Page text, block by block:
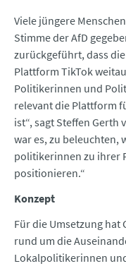
Viele jüngere
Stimme der AfD
zurückgeführt, dass
Plattform TikTok
Politikerinnen und
relevant die Plattform
ist“, sagt Steffen Gerth
war es, zu beleuchten,
politikerinnen zu ihrer
positionieren.“
Konzept
Für die Umsetzung hat
rund um die
Lokalpolitikerinnen